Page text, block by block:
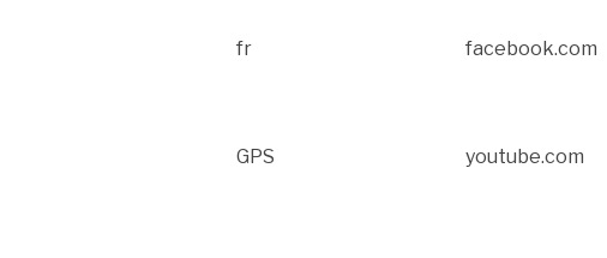
fr facebook.com
GPS youtube.com